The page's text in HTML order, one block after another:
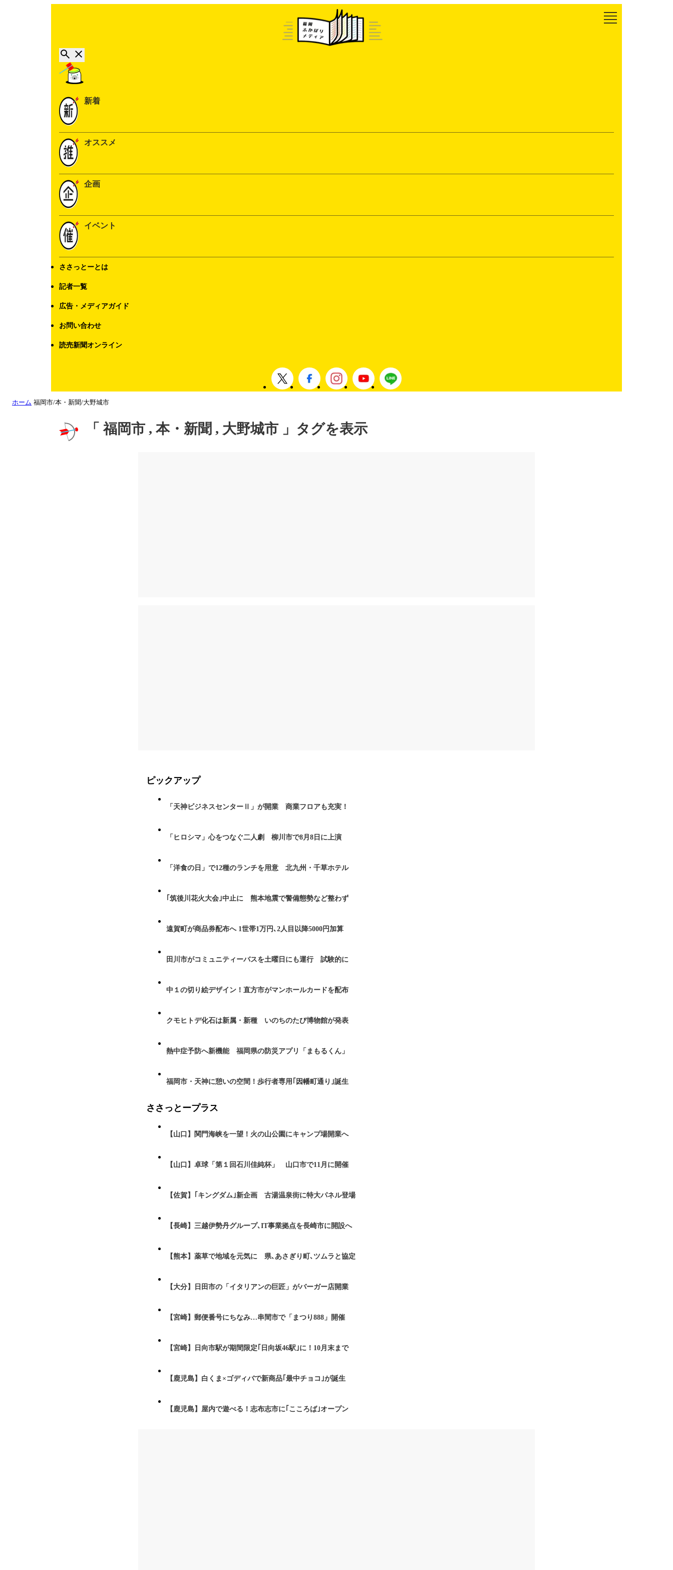
新着
オススメ
企画
イベント
ささっとーとは
記者一覧
広告・メディアガイド
お問い合わせ
読売新聞オンライン
ホーム 福岡市/本・新聞/大野城市
「 福岡市 , 本・新聞 , 大野城市 」タグを表示
ピックアップ
「天神ビジネスセンターⅡ」が開業 商業フロアも充実！
「ヒロシマ」心をつなぐ二人劇 柳川市で8月8日に上演
「洋食の日」で12種のランチを用意 北九州・千草ホテル
｢筑後川花火大会｣中止に 熊本地震で警備態勢など整わず
遠賀町が商品券配布へ 1世帯1万円､2人目以降5000円加算
田川市がコミュニティーバスを土曜日にも運行 試験的に
中１の切り絵デザイン！直方市がマンホールカードを配布
クモヒトデ化石は新属・新種 いのちのたび博物館が発表
熱中症予防へ新機能 福岡県の防災アプリ「まもるくん」
福岡市・天神に憩いの空間！歩行者専用｢因幡町通り｣誕生
ささっとープラス
【山口】関門海峡を一望！火の山公園にキャンプ場開業へ
【山口】卓球「第１回石川佳純杯」 山口市で11月に開催
【佐賀】｢キングダム｣新企画 古湯温泉街に特大パネル登場
【長崎】三越伊勢丹グループ､IT事業拠点を長崎市に開設へ
【熊本】薬草で地域を元気に 県､あさぎり町､ツムラと協定
【大分】日田市の「イタリアンの巨匠」がバーガー店開業
【宮崎】郵便番号にちなみ…串間市で「まつり888」開催
【宮崎】日向市駅が期間限定｢日向坂46駅｣に！10月末まで
【鹿児島】白くま×ゴディバで新商品｢最中チョコ｣が誕生
【鹿児島】屋内で遊べる！志布志市に｢こころば｣オープン